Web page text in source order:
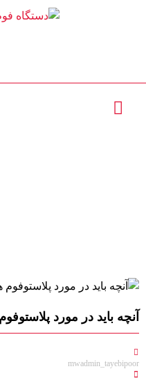
آنچه
آنچه باید در مورد پلاستوفوم ها
mwadmin_tayebipoor